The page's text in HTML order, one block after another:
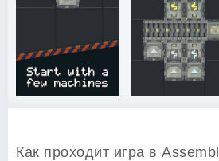
Как проходит игра в